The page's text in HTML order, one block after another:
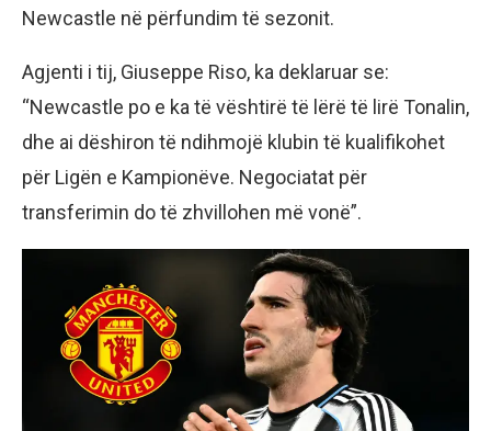
Newcastle në përfundim të sezonit.
Agjenti i tij, Giuseppe Riso, ka deklaruar se:
“Newcastle po e ka të vështirë të lërë të lirë Tonalin,
dhe ai dëshiron të ndihmojë klubin të kualifikohet
për Ligën e Kampionëve. Negociatat për
transferimin do të zhvillohen më vonë”.